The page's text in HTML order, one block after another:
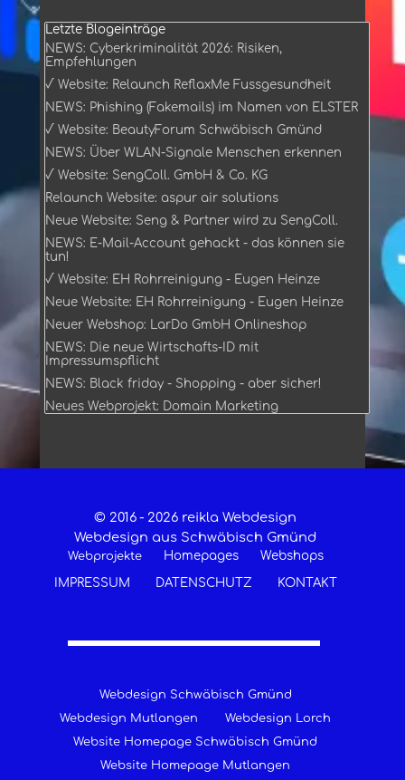
Block überspringen Letzte Blogeinträge
Letzte Blogeinträge
NEWS: Cyberkriminalität 2026: Risiken,
Empfehlungen
√ Website: Relaunch ReflaxMe Fussgesundheit
NEWS: Phishing (Fakemails) im Namen von ELSTER
√ Website: BeautyForum Schwäbisch Gmünd
NEWS: Über WLAN-Signale Menschen erkennen
√ Website: SengColl. GmbH & Co. KG
Relaunch Website: aspur air solutions
Neue Website: Seng & Partner wird zu SengColl.
NEWS: E-Mail-Account gehackt - das können sie
tun!
√ Website: EH Rohrreinigung - Eugen Heinze
Neue Website: EH Rohrreinigung - Eugen Heinze
Neuer Webshop: LarDo GmbH Onlineshop
NEWS: Die neue Wirtschafts-ID mit
Impressumspflicht
NEWS: Black friday - Shopping - aber sicher!
Neues Webprojekt: Domain Marketing
© 2016 - 2026 reikla Webdesign
Webdesign aus Schwäbisch Gmünd
Webprojekte Homepages
Webshops
IMPRESSUM
DATENSCHUTZ KONTAKT
Webdesign Schwäbisch Gmünd
Webdesign Mutlangen
Webdesign Lorch
Website Homepage Schwäbisch Gmünd
Website Homepage Mutlangen